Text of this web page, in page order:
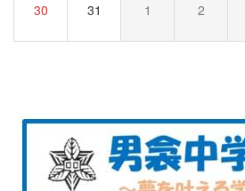
30 31 1 2